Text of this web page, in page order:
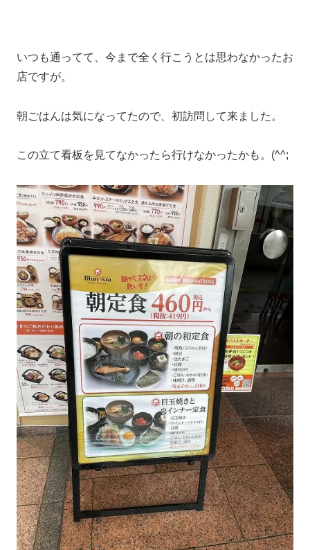
いつも通ってて、今まで全く行こうとは思わなかったお
店ですが。
朝ごはんは気になってたので、初訪問して来ました。
この立て看板を見てなかったら行けなかったかも。(^^;